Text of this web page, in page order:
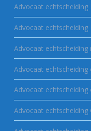
Advocaat echtscheiding
Advocaat echtscheiding
Advocaat
Advocaat
Advocaat
Advocaat echtscheiding